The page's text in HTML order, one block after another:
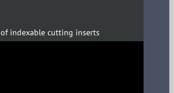
indexable cutting inserts